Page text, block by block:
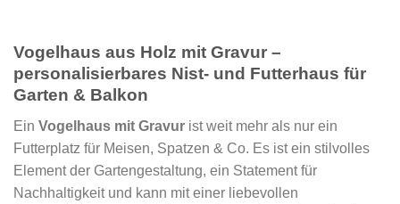
Vogelhaus aus Holz mit Gravur –
personalisierbares Nist- und Futterhaus für
Garten & Balkon
Ein Vogelhaus mit Gravur ist weit mehr als nur ein
Futterplatz für Meisen, Spatzen & Co. Es ist ein stilvolles
Element der Gartengestaltung, ein Statement für
Nachhaltigkeit und kann mit einer liebevollen